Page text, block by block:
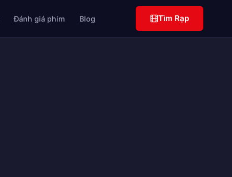
Đánh giá phim Blog Tìm Rạp